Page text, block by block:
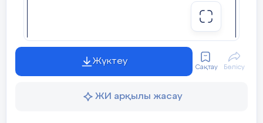
-
Жүктеу
Сақтау Бөлісу
ЖИ арқылы жасау